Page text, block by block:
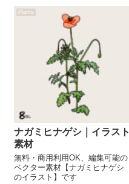
Plants
ナガミヒナゲシ｜イラスト
素材
無料・商用利用OK、編集可能の
ベクター素材【ナガミヒナゲシ
のイラスト】です